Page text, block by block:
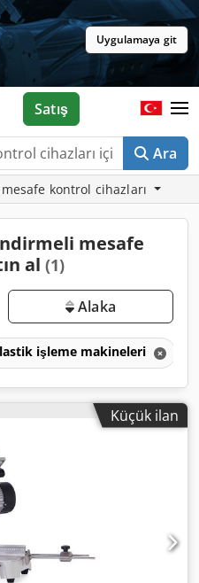
Uygulamaya git
Ara
Satış
kontrol cihazları
mesafe
al (1)
Alaka
işleme makineleri
Küçük ilan